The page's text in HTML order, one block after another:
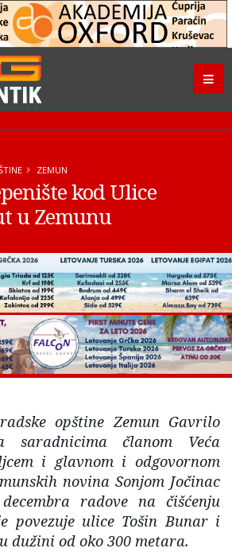
ZEMUN
kod Ulice
u Zemunu
opštine Zemun Gavrilo
saradnicima članom Veća
i glavnom i odgovornom
novina Sonjom Jočinac
radove na čišćenju
povezuje ulice Tošin Bunar i
dužini od oko 300 metara.